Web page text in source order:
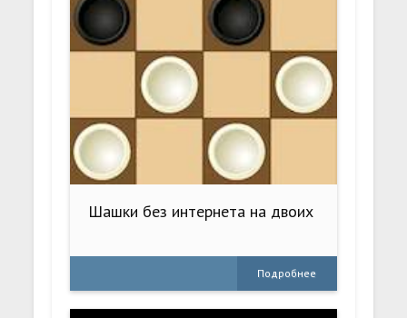
Шашки без интернета на двоих
Подробнее